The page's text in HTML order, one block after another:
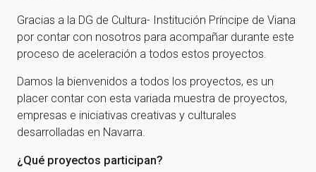
Gracias a la DG de Cultura- Institución Príncipe de Viana
por contar con nosotros para acompañar durante este
proceso de aceleración a todos estos proyectos.
Damos la bienvenidos a todos los proyectos, es un
placer contar con esta variada muestra de proyectos,
empresas e iniciativas creativas y culturales
desarrolladas en Navarra.
¿Qué proyectos participan?